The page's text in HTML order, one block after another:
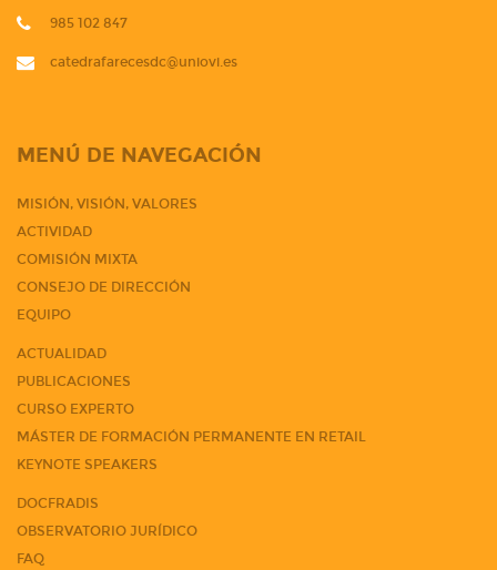
985 102 847
catedrafarecesdc@uniovi.es
MENÚ DE NAVEGACIÓN
MISIÓN, VISIÓN, VALORES
ACTIVIDAD
COMISIÓN MIXTA
CONSEJO DE DIRECCIÓN
EQUIPO
ACTUALIDAD
PUBLICACIONES
CURSO EXPERTO
MÁSTER DE FORMACIÓN PERMANENTE EN RETAIL
KEYNOTE SPEAKERS
DOCFRADIS
OBSERVATORIO JURÍDICO
FAQ